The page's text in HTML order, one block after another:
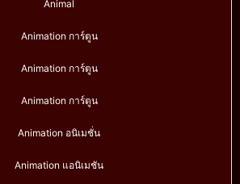
Animal
Animation การ์ตูน
Animation การ์ตูน
Animation การ์ตูน
Animation อนิเมชั่น
Animation แอนิเมชัน